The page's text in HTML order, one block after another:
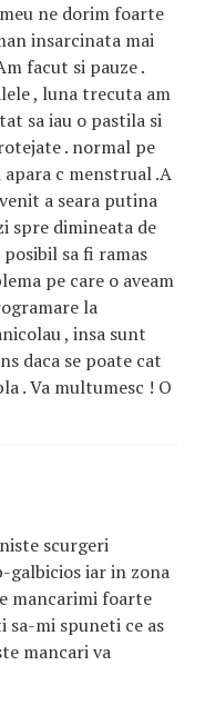
ne dorim foarte
insarcinata mai
facut si pauze .
, luna trecuta am
sa iau o pastila si
. normal pe
c menstrual .A
a seara putina
spre dimineata de
sa fi ramas
pe care o aveam
la
, insa sunt
daca se poate cat
. Va multumesc ! O
scurgeri
galbicios iar in zona
mancarimi foarte
mi spuneti ce as
mancari va